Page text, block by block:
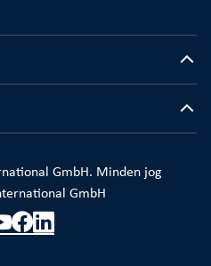
GmbH. Minden jog
GmbH